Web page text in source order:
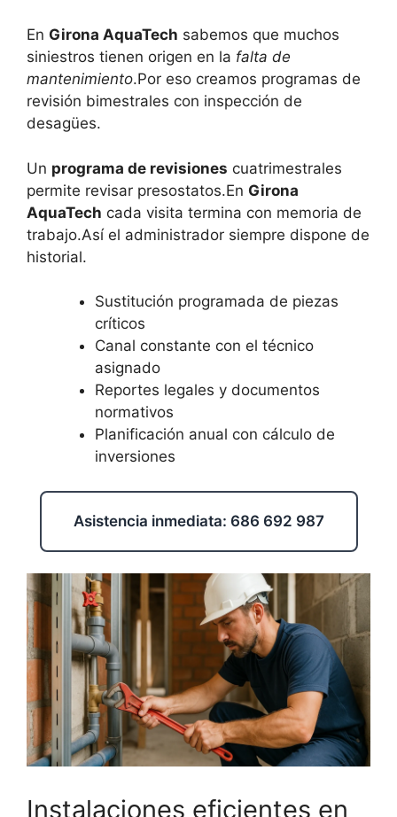
En Girona AquaTech sabemos que muchos
siniestros tienen origen en la falta de
mantenimiento.Por eso creamos programas de
revisión bimestrales con inspección de
desagües.
Un programa de revisiones cuatrimestrales
permite revisar presostatos.En Girona
AquaTech cada visita termina con memoria de
trabajo.Así el administrador siempre dispone de
historial.
Sustitución programada de piezas
críticos
Canal constante con el técnico
asignado
Reportes legales y documentos
normativos
Planificación anual con cálculo de
inversiones
Asistencia inmediata: 686 692 987
Instalaciones eficientes en